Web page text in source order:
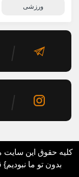
ورزشی
کلیه حقوق این سایت
بدون تو ما